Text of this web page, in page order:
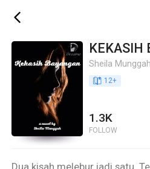
ic_back
KEKASIH
Sheila Munggah
book_age 12+
1.3K
FOLLOW
Dua kisah melebur jadi satu.